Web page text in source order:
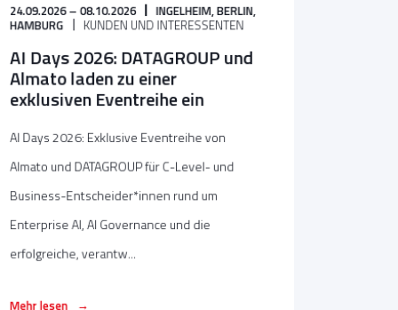
24.09.2026 – 08.10.2026 INGELHEIM,BERLIN,
HAMBURG
KUNDEN UND INTERESSENTEN
AI Days 2026: DATAGROUP und
Almato laden zu einer
exklusiven Eventreihe ein
AI Days 2026: Exklusive Eventreihe von
Almato und DATAGROUP für C-Level- und
Business-Entscheider*innen rund um
Enterprise AI, AI Governance und die
erfolgreiche, verantw...
Mehr lesen →